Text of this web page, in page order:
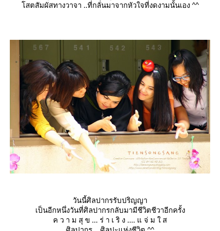
สตสัมผัสทางวาจา ..ที่กลั่นมาจากหัวใจที่งดงามนั้นเอง ^^
วันนี้ศิลปากรรับปริญญา
เป็นอีกหนึ่งวันที่ศิลปากรกลับมามีชีวิตชีวาอีกครั้ง
ค ว า ม สุ ข ... ร่ า เ ริ ง .... แ จ่ ม ใ ส